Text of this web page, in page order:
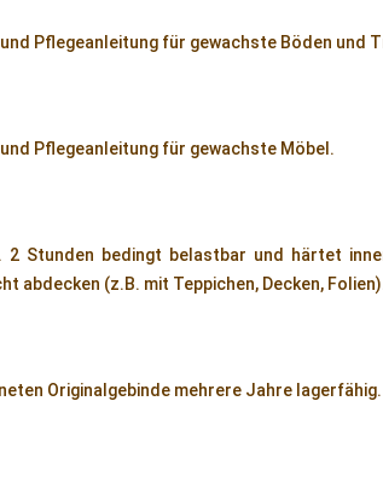
Pflegeanleitung für gewachste Böden und
Pflegeanleitung für gewachste Möbel.
Stunden bedingt belastbar und härtet
abdecken (z.B. mit Teppichen, Decken,
Originalgebinde mehrere Jahre lagerfähig.